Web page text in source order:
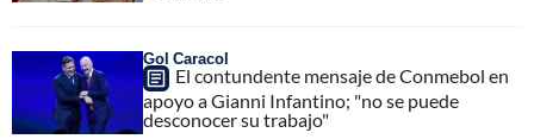
Gol Caracol
El contundente mensaje de Conmebol en
apoyo a Gianni Infantino; "no se puede
desconocer su trabajo"